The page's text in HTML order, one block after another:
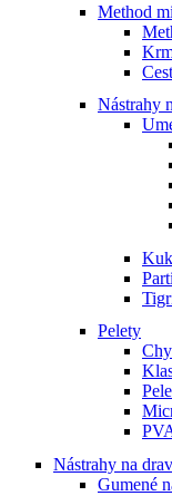
Method
Nástrahy
Pelety
Nástrahy na
Gumené